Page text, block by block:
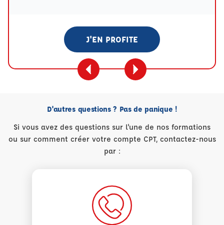
J'EN PROFITE
D'autres questions ? Pas de panique !
Si vous avez des questions sur l'une de nos formations
ou sur comment créer votre compte CPT, contactez-nous
par :